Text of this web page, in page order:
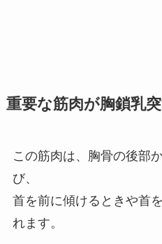
重要な筋肉が胸鎖乳突
この筋肉は、胸骨の後部
び、
首を前に傾けるときや首
れます。